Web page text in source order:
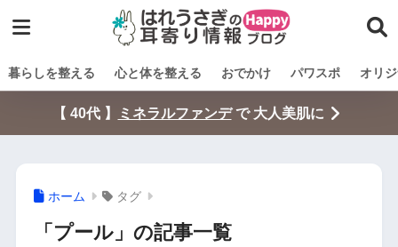
暮らしを整える 心と体を整える おでかけ パワスポ オリ
【 40代 】 ミネラルファンデで 大人美肌に
ホーム タグ
「プール」の記事一覧